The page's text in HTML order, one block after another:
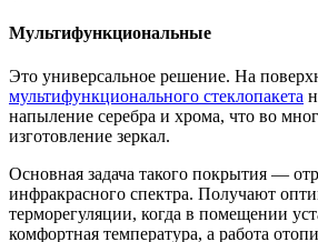
Мультифункциональные
Это универсальное решение. На
мультифункционального стеклопакета
напыление серебра и хрома, что во
изготовление зеркал.
Основная задача такого покрытия —
инфракрасного спектра. Получают
терморегуляции, когда в помещении
комфортная температура, а работа